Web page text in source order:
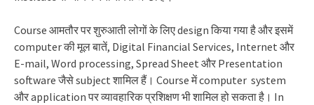
Course आमतौर पर शुरुआती लोगों के लिए design किया गया है और इसमें
computer की मूल बातें, Digital Financial Services, Internet और
E-mail, Word processing, Spread Sheet और Presentation
software जैसे subject शामिल हैं। Course में computer system
और application पर व्यावहारिक प्रशिक्षण भी शामिल हो सकता है। In